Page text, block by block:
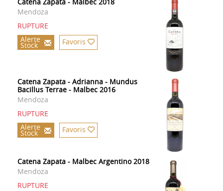
Mendoza
RUPTURE
Alerte
Stock Favoris
Catena Zapata - Adrianna - Mundus
Bacillus Terrae - Malbec 2016
Mendoza
RUPTURE
Alerte
Stock Favoris
Catena Zapata - Malbec Argentino 2018
Mendoza
RUPTURE